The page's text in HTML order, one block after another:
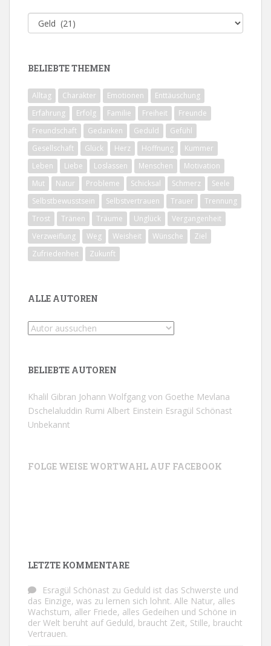
Alle
Themen
BELIEBTE THEMEN
Alltag Charakter Emotionen
Enttäuschung
Erfahrung
Erfolg Familie Freiheit
Freunde
Freundschaft
Gedanken Geduld
Gefühl
Gesellschaft
Glück Herz Hoffnung
Kummer
Leben
Liebe Loslassen Menschen
Motivation
Mut
Natur Probleme Schicksal Schmerz
Seele
Selbstbewusstsein
Selbstvertrauen Trauer
Trennung
Trost
Tränen Träume Unglück
Vergangenheit
Verzweiflung
Weg Weisheit Wünsche
Ziel
Zufriedenheit
Zukunft
ALLE AUTOREN
BELIEBTE AUTOREN
Khalil Gibran Johann Wolfgang von Goethe Mevlana
Dschelaluddin Rumi Albert Einstein Esragül Schönast
Unbekannt
FOLGE WEISE WORTWAHL AUF FACEBOOK
LETZTE KOMMENTARE
Esragül Schönast zu Geduld ist das Schwerste und
das Einzige, was zu lernen sich lohnt. Alle Natur, alles
Wachstum, aller Friede, alles Gedeihen und Schöne in
der Welt beruht auf Geduld, braucht Zeit, Stille, braucht
Vertrauen.